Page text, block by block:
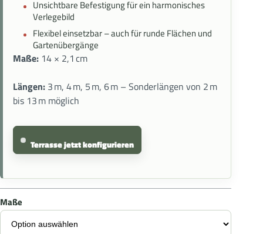
Unsichtbare Befestigung für ein harmonisches
Verlegebild
Flexibel einsetzbar – auch für runde Flächen und
Gartenübergänge
Maße: 14 × 2,1 cm
Längen: 3 m, 4 m, 5 m, 6 m – Sonderlängen von 2 m
bis 13 m möglich
Terrasse jetzt konfigurieren
Maße